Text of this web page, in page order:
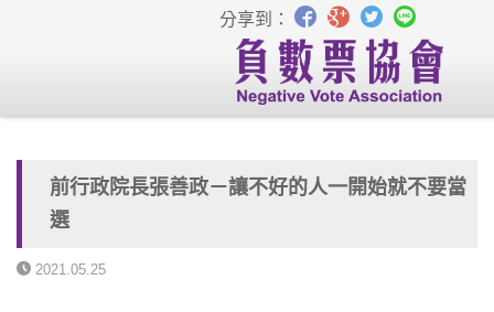
分享到：
前行政院長張善政－讓不好的人一開始就不要當
選
2021.05.25